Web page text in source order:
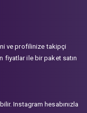
ve profilinize takipçi
fiyatlar ile bir paket satın
Instagram hesabınızla